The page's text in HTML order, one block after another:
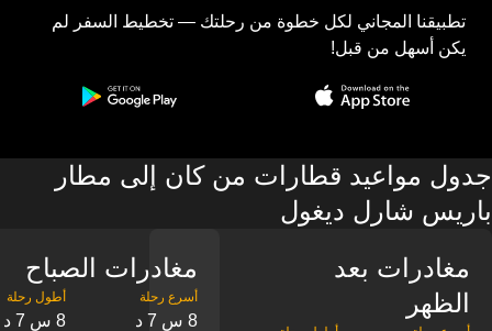
تطبيقنا المجاني لكل خطوة من رحلتك — تخطيط السفر لم
يكن أسهل من قبل!
جدول مواعيد قطارات من كان إلى مطار
باريس شارل ديغول
مغادرات بعد
الظهر
مغادرات الصباح
8 س 7 د 8 س 7 د